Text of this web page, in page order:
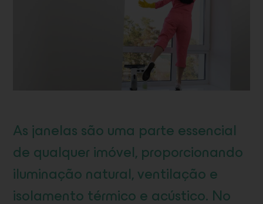
As janelas são uma parte essencial
de qualquer imóvel, proporcionando
iluminação natural, ventilação e
isolamento térmico e acústico. No